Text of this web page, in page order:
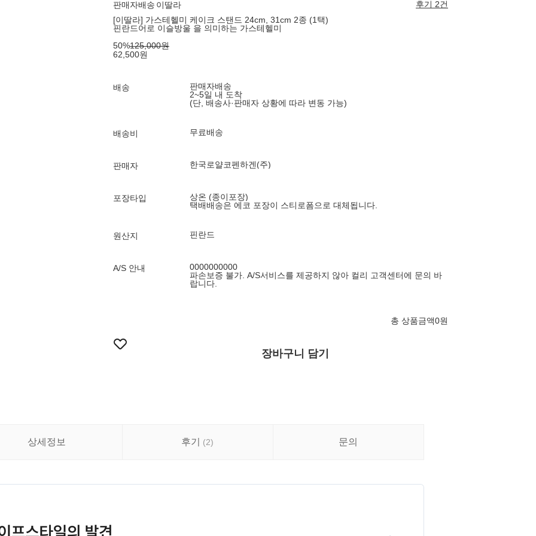
판매자배송 이딸라
후기 2건
[이딸라] 가스테헬미 케이크 스탠드 24cm, 31cm 2종 (1택)
핀란드어로 이슬방울 을 의미하는 가스테헬미
50%125,000원
62,500원
배송
판매자배송
2~5일 내 도착
(단, 배송사·판매자 상황에 따라 변동 가능)
배송비 무료배송
판매자 한국로얄코펜하겐(주)
포장타입
상온 (종이포장)
택배배송은 에코 포장이 스티로폼으로 대체됩니다.
원산지 핀란드
A/S 안내
0000000000
파손보증 불가. A/S서비스를 제공하지 않아 컬리 고객센터에 문의 바
랍니다.
총 상품금액0원
장바구니 담기
상세정보 후기 (2) 문의